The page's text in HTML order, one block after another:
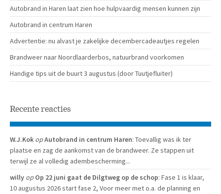
Autobrand in Haren laat zien hoe hulpvaardig mensen kunnen zijn
Autobrand in centrum Haren
Advertentie: nu alvast je zakelijke decembercadeautjes regelen
Brandweer naar Noordlaarderbos, natuurbrand voorkomen
Handige tips uit de buurt 3 augustus (door Tuutjefluiter)
Recente reacties
W.J.Kok opAutobrand in centrum Haren: Toevallig was ik ter
plaatse en zag de aankomst van de brandweer. Ze stappen uit
terwijl ze al volledig adembescherming...
willy op Op 22 juni gaat de Dilgtweg op de schop: Fase 1 is klaar,
10 augustus 2026 start fase 2, Voor meer met o.a. de planning en